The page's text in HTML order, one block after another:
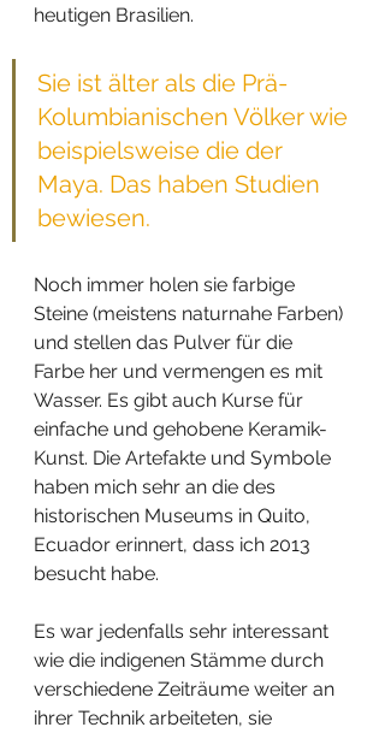
heutigen Brasilien.
Sie ist älter als die Prä-
Kolumbianischen Völker wie
beispielsweise die der
Maya. Das haben Studien
bewiesen.
Noch immer holen sie farbige
Steine (meistens naturnahe Farben)
und stellen das Pulver für die
Farbe her und vermengen es mit
Wasser. Es gibt auch Kurse für
einfache und gehobene Keramik-
Kunst. Die Artefakte und Symbole
haben mich sehr an die des
historischen Museums in Quito,
Ecuador erinnert, dass ich 2013
besucht habe.
Es war jedenfalls sehr interessant
wie die indigenen Stämme durch
verschiedene Zeiträume weiter an
ihrer Technik arbeiteten, sie